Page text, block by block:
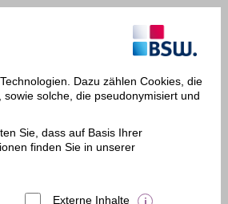
Dazu zählen Cookies, die
solche, die pseudonymisiert und
Sie, dass auf Basis Ihrer
finden Sie in unserer
Externe Inhalte